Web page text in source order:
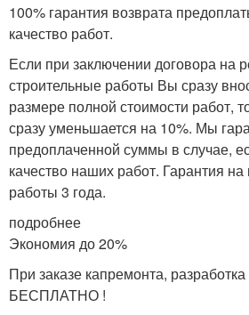
100% гарантия возврата
качество работ.
Если при заключении договора на
строительные работы Вы сразу
размере полной стоимости работ,
сразу уменьшается на 10%. Мы
предоплаченной суммы в случае,
качество наших работ. Гарантия
работы 3 года.
подробнее
Экономия до 20%
При заказе капремонта,
БЕСПЛАТНО !